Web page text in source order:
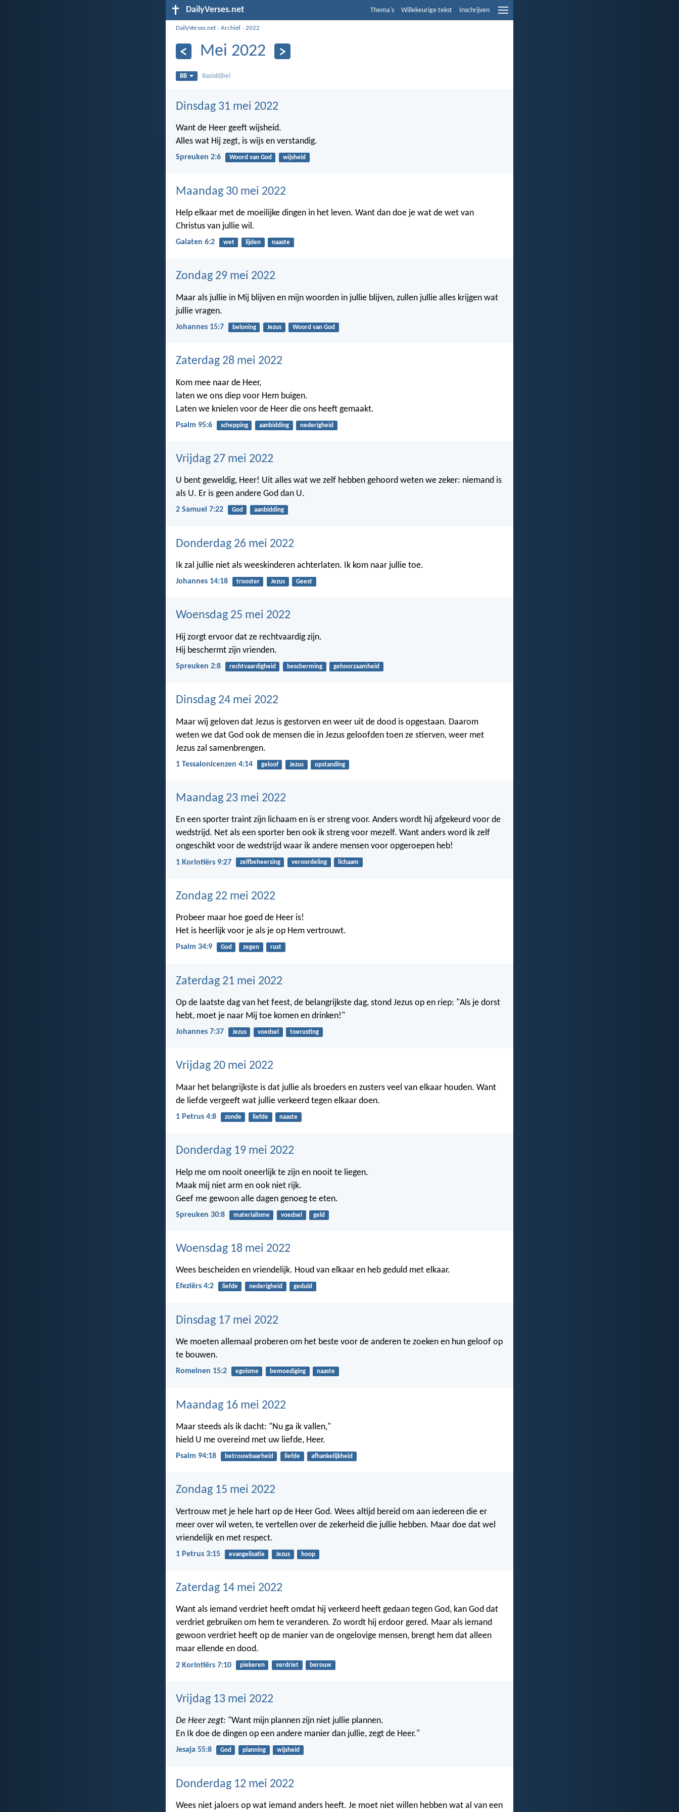
DailyVerses.net Thema's Willekeurige tekst Inschrijven
DailyVerses.net ›Archief ›2022
Mei 2022
BB BasisBijbel
Dinsdag 31 mei 2022
Want de Heer geeft wijsheid.
Alles wat Hij zegt, is wijs en verstandig.
Spreuken 2:6 Woord van God wijsheid
Maandag 30 mei 2022
Help elkaar met de moeilijke dingen in het leven. Want dan doe je wat de wet van
Christus van jullie wil.
Galaten 6:2 wet lijden naaste
Zondag 29 mei 2022
Maar als jullie in Mij blijven en mijn woorden in jullie blijven, zullen jullie alles krijgen wat
jullie vragen.
Johannes 15:7 beloning Jezus Woord van God
Zaterdag 28 mei 2022
Kom mee naar de Heer,
laten we ons diep voor Hem buigen.
Laten we knielen voor de Heer die ons heeft gemaakt.
Psalm 95:6 schepping aanbidding nederigheid
Vrijdag 27 mei 2022
U bent geweldig, Heer! Uit alles wat we zelf hebben gehoord weten we zeker: niemand is
als U. Er is geen andere God dan U.
2 Samuel 7:22 God aanbidding
Donderdag 26 mei 2022
Ik zal jullie niet als weeskinderen achterlaten. Ik kom naar jullie toe.
Johannes 14:18 trooster Jezus Geest
Woensdag 25 mei 2022
Hij zorgt ervoor dat ze rechtvaardig zijn.
Hij beschermt zijn vrienden.
Spreuken 2:8 rechtvaardigheid bescherming gehoorzaamheid
Dinsdag 24 mei 2022
Maar wíj geloven dat Jezus is gestorven en weer uit de dood is opgestaan. Daarom
weten we dat God ook de mensen die in Jezus geloofden toen ze stierven, weer met
Jezus zal samenbrengen.
1 Tessalonicenzen 4:14 geloof Jezus opstanding
Maandag 23 mei 2022
En een sporter traint zijn lichaam en is er streng voor. Anders wordt hij afgekeurd voor de
wedstrijd. Net als een sporter ben ook ik streng voor mezelf. Want anders word ik zelf
ongeschikt voor de wedstrijd waar ik andere mensen voor opgeroepen heb!
1 Korintiërs 9:27 zelfbeheersing veroordeling lichaam
Zondag 22 mei 2022
Probeer maar hoe goed de Heer is!
Het is heerlijk voor je als je op Hem vertrouwt.
Psalm 34:9 God zegen rust
Zaterdag 21 mei 2022
Op de laatste dag van het feest, de belangrijkste dag, stond Jezus op en riep: "Als je dorst
hebt, moet je naar Mij toe komen en drinken!"
Johannes 7:37 Jezus voedsel toerusting
Vrijdag 20 mei 2022
Maar het belangrijkste is dat jullie als broeders en zusters veel van elkaar houden. Want
de liefde vergeeft wat jullie verkeerd tegen elkaar doen.
1 Petrus 4:8 zonde liefde naaste
Donderdag 19 mei 2022
Help me om nooit oneerlijk te zijn en nooit te liegen.
Maak mij niet arm en ook niet rijk.
Geef me gewoon alle dagen genoeg te eten.
Spreuken 30:8 materialisme voedsel geld
Woensdag 18 mei 2022
Wees bescheiden en vriendelijk. Houd van elkaar en heb geduld met elkaar.
Efeziërs 4:2 liefde nederigheid geduld
Dinsdag 17 mei 2022
We moeten allemaal proberen om het beste voor de anderen te zoeken en hun geloof op
te bouwen.
Romeinen 15:2 egoisme bemoediging naaste
Maandag 16 mei 2022
Maar steeds als ik dacht: "Nu ga ik vallen,"
hield U me overeind met uw liefde, Heer.
Psalm 94:18 betrouwbaarheid liefde afhankelijkheid
Zondag 15 mei 2022
Vertrouw met je hele hart op de Heer God. Wees altijd bereid om aan iedereen die er
meer over wil weten, te vertellen over de zekerheid die jullie hebben. Maar doe dat wel
vriendelijk en met respect.
1 Petrus 3:15 evangelisatie Jezus hoop
Zaterdag 14 mei 2022
Want als iemand verdriet heeft omdat hij verkeerd heeft gedaan tegen God, kan God dat
verdriet gebruiken om hem te veranderen. Zo wordt hij erdoor gered. Maar als iemand
gewoon verdriet heeft op de manier van de ongelovige mensen, brengt hem dat alleen
maar ellende en dood.
2 Korintiërs 7:10 piekeren verdriet berouw
Vrijdag 13 mei 2022
De Heer zegt: "Want mijn plannen zijn niet jullie plannen.
En Ik doe de dingen op een andere manier dan jullie, zegt de Heer."
Jesaja 55:8 God planning wijsheid
Donderdag 12 mei 2022
Wees niet jaloers op wat iemand anders heeft. Je moet niet willen hebben wat al van een